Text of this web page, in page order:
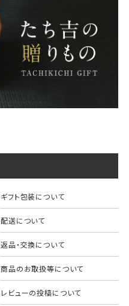
ギフト包装について
配送について
返品・交換について
商品のお取扱等について
レビューの投稿について